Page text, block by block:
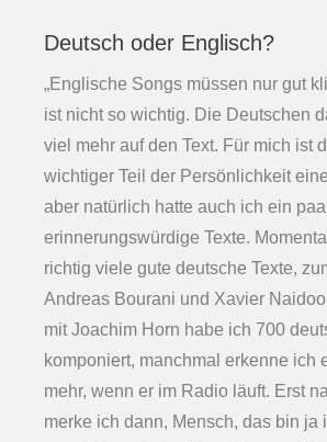
Deutsch oder Englisch?
„Englische Songs müssen nur gut
ist nicht so wichtig. Die Deutschen
viel mehr auf den Text. Für mich ist
wichtiger Teil der Persönlichkeit
aber natürlich hatte auch ich ein
erinnerungswürdige Texte.
richtig viele gute deutsche Texte,
Andreas Bourani und Xavier
mit Joachim Horn habe ich 700
komponiert, manchmal erkenne ich
mehr, wenn er im Radio läuft. Erst
merke ich dann, Mensch, das bin ja